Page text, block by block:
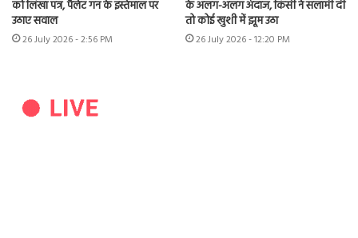
को लिखा पत्र, पैलेट गन के इस्तेमाल पर
उठाए सवाल
26 July 2026 - 2:56 PM
के अलग-अलग अंदाज, किसी ने सलामी दी
तो कोई खुशी में झूम उठा
26 July 2026 - 12:20 PM